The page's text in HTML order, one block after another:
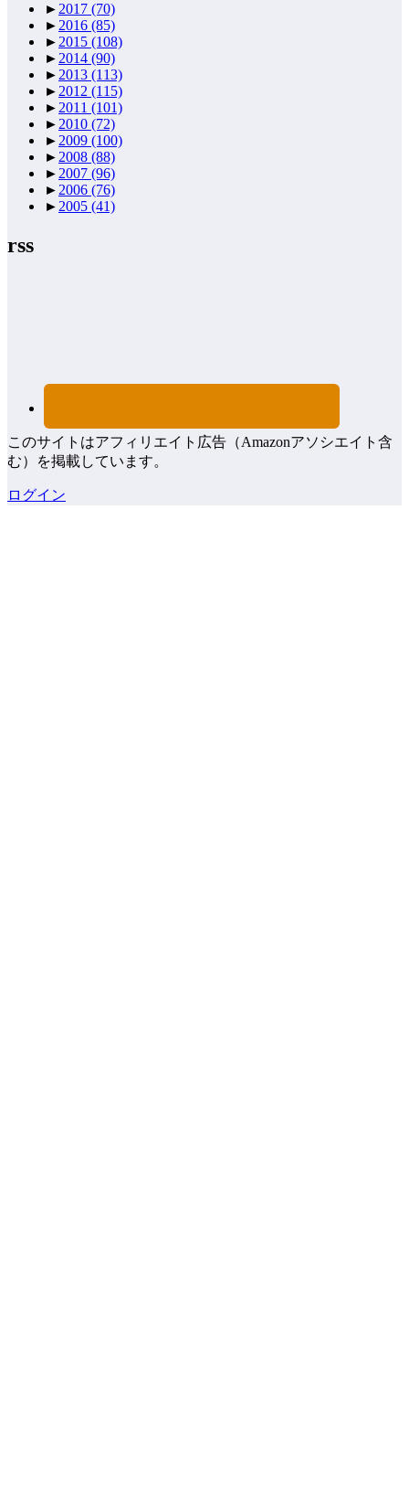
► 2017 (70)
► 2016 (85)
► 2015 (108)
► 2014 (90)
► 2013 (113)
► 2012 (115)
► 2011 (101)
► 2010 (72)
► 2009 (100)
► 2008 (88)
► 2007 (96)
► 2006 (76)
► 2005 (41)
rss
このサイトはアフィリエイト広告（Amazonアソシエイト含
む）を掲載しています。
ログイン